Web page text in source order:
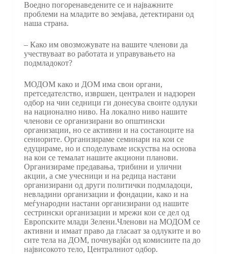
Воедно погоренаведените се и најважните
проблеми на младите во земјава, детектирани од
наша страна.
– Како им овозможувате на вашите членови да
учествуваат во работата и управувањето на
подмладокот?
МОДОМ како и ДОМ има свои органи,
претседателство, извршен, централен и надзорен
одбор на чии седници ги донесува своите одлуки
на национално ниво. На локално ниво нашите
членови се организирани во општински
организации, но се активни и на состаноците на
сениорите. Организираме семинари на кои се
едуцираме, но и споделуваме искуства на основа
на кои се темалат нашите акциони планови.
Организираме предавања, трибини и улични
акции, а сме учесници и на редица настани
организирани од други политички подмладоци,
невладини организации и фондации, како и на
меѓународни настани организирани од нашите
сестрински организации и мрежи кои се дел од
Европските млади Зелени.Членови на МОДОМ се
активни и имаат право да гласаат за одлуките и во
сите тела на ДОМ, почнувајќи од комисиите па до
највисокото тело, Централниот одбор.